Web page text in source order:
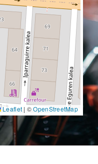
Leaflet | ©OpenStreetMap